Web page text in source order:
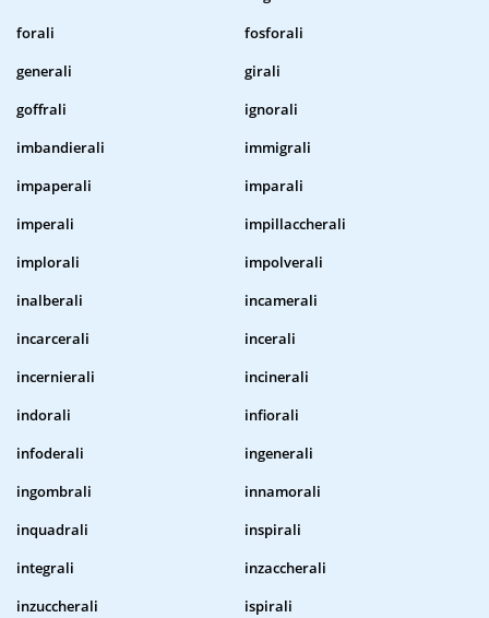
forali
fosforali
generali
girali
goffrali
ignorali
imbandierali
immigrali
impaperali
imparali
imperali
impillaccherali
implorali
impolverali
inalberali
incamerali
incarcerali
incerali
incernierali
incinerali
indorali
infiorali
infoderali
ingenerali
ingombrali
innamorali
inquadrali
inspirali
integrali
inzaccherali
inzuccherali
ispirali